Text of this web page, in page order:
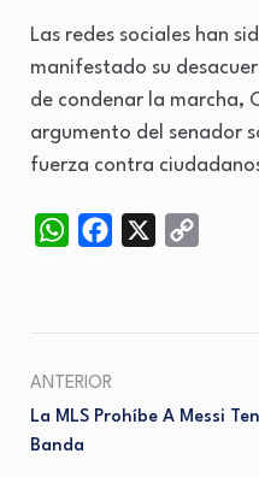
Las redes sociales han
manifestado su
de condenar la marcha,
argumento del senador
fuerza contra
WhatsAppFacebook
ANTERIOR
La MLS Prohíbe A Messi
Banda